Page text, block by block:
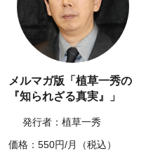
メルマガ版「植草一秀の
『知られざる真実』」
発行者：植草一秀
価格：550円/月（税込）